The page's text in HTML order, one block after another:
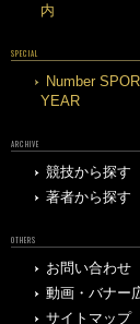
内
SPECIAL
Number
YEAR
ARCHIVE
競技から探す
著者から探す
OTHERS
お問い合わせ
動画・バナー
サイトマップ